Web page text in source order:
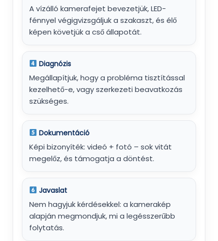
A vízálló kamerafejet bevezetjük, LED-
fénnyel végigvizsgáljuk a szakaszt, és élő
képen követjük a cső állapotát.
Diagnózis
Megállapítjuk, hogy a probléma tisztítással
kezelhető-e, vagy szerkezeti beavatkozás
szükséges.
Dokumentáció
Képi bizonyíték: videó + fotó – sok vitát
megelőz, és támogatja a döntést.
Javaslat
Nem hagyjuk kérdésekkel: a kamerakép
alapján megmondjuk, mi a legésszerűbb
folytatás.